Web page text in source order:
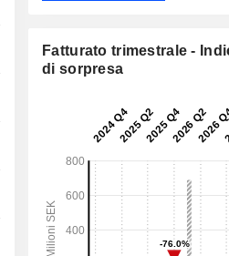
Fatturato trimestrale -
di sorpresa